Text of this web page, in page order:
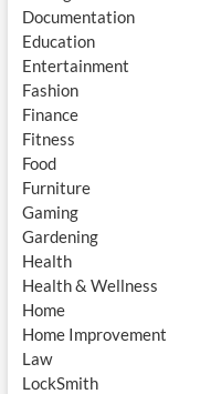
Documentation
Education
Entertainment
Fashion
Finance
Fitness
Food
Furniture
Gaming
Gardening
Health
Health & Wellness
Home
Home Improvement
Law
LockSmith